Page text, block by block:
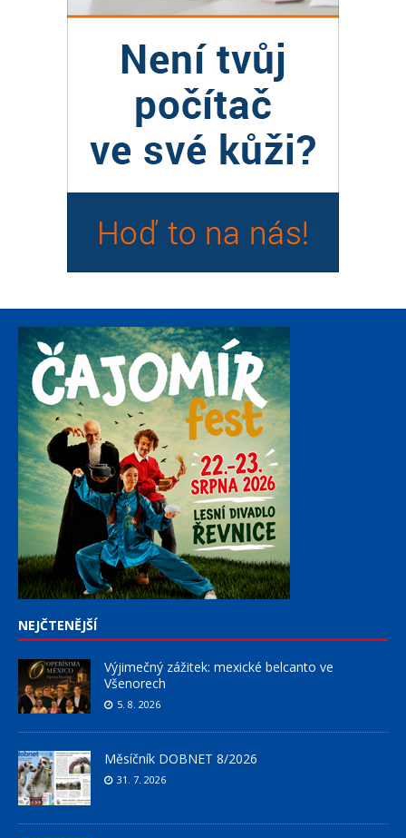
NEJČTENĚJŠÍ
Výjimečný zážitek: mexické belcanto ve
Všenorech
5. 8. 2026
Měsíčník DOBNET 8/2026
31. 7. 2026